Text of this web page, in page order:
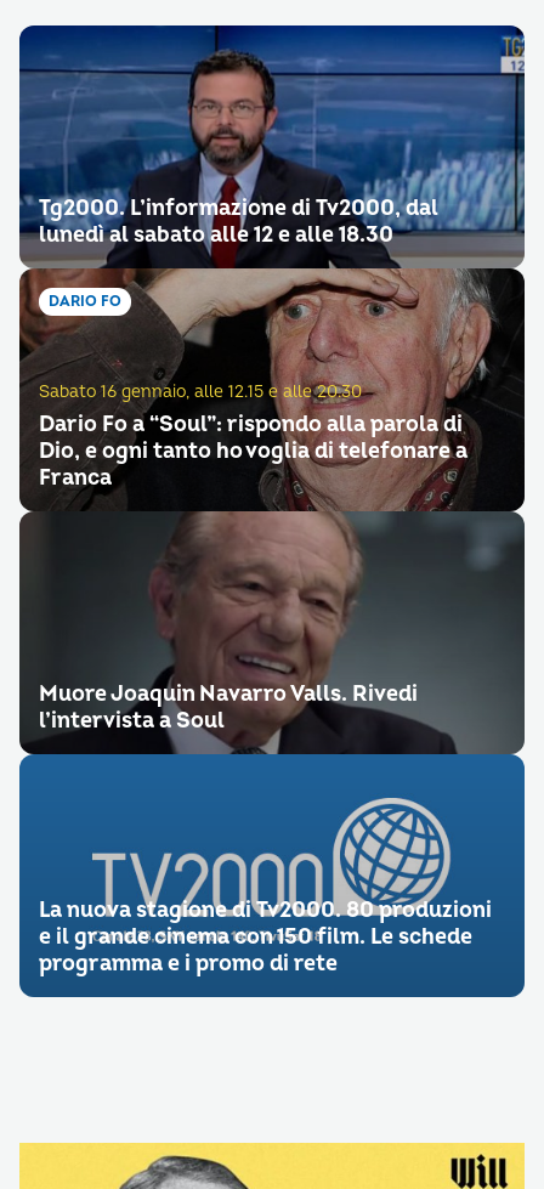
Tg2000. L’informazione di Tv2000, dal
lunedì al sabato alle 12 e alle 18.30
DARIO FO
Sabato 16 gennaio, alle 12.15 e alle 20.30
Dario Fo a “Soul”: rispondo alla parola di
Dio, e ogni tanto ho voglia di telefonare a
Franca
Muore Joaquin Navarro Valls. Rivedi
l’intervista a Soul
La nuova stagione di Tv2000. 80 produzioni
e il grande cinema con 150 film. Le schede
programma e i promo di rete